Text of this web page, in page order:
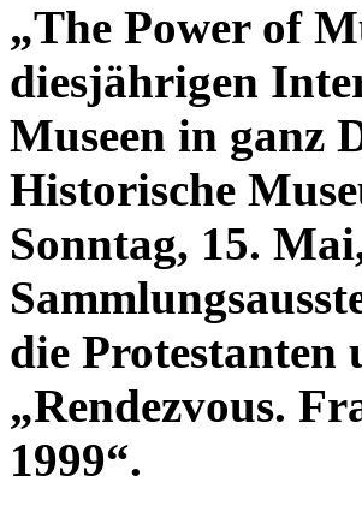
„The Power of
diesjährigen
Museen in ganz
Historische
Sonntag, 15.
die Protestanten
„Rendezvous.
1999“.